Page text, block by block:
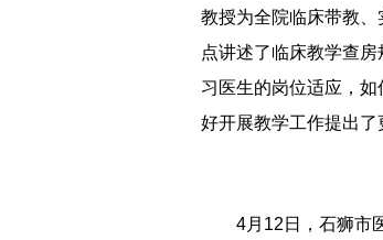
教授为全院临床带教
点讲述了临床教学查
习医生的岗位适应，
好开展教学工作提出了
4月12日，石狮市